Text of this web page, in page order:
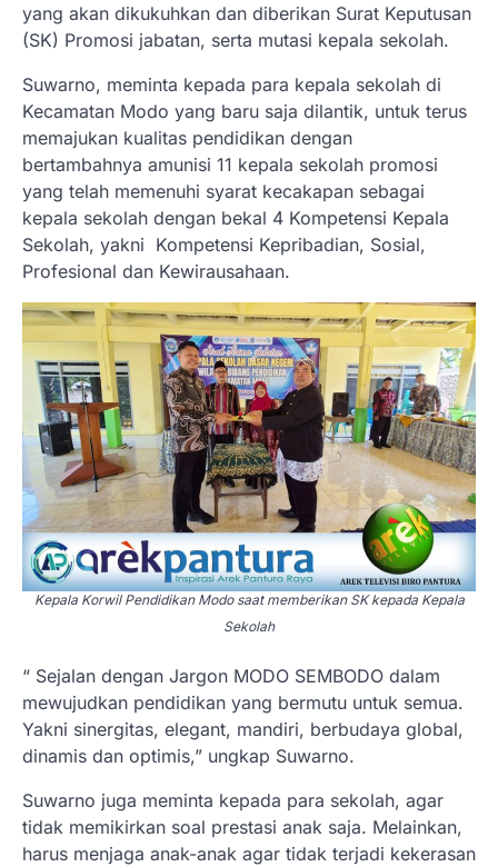
yang akan dikukuhkan dan diberikan Surat Keputusan
(SK) Promosi jabatan, serta mutasi kepala sekolah.
Suwarno, meminta kepada para kepala sekolah di
Kecamatan Modo yang baru saja dilantik, untuk terus
memajukan kualitas pendidikan dengan
bertambahnya amunisi 11 kepala sekolah promosi
yang telah memenuhi syarat kecakapan sebagai
kepala sekolah dengan bekal 4 Kompetensi Kepala
Sekolah, yakni Kompetensi Kepribadian, Sosial,
Profesional dan Kewirausahaan.
Kepala Korwil Pendidikan Modo saat memberikan SK kepada Kepala
Sekolah
“ Sejalan dengan Jargon MODO SEMBODO dalam
mewujudkan pendidikan yang bermutu untuk semua.
Yakni sinergitas, elegant, mandiri, berbudaya global,
dinamis dan optimis,” ungkap Suwarno.
Suwarno juga meminta kepada para sekolah, agar
tidak memikirkan soal prestasi anak saja. Melainkan,
harus menjaga anak-anak agar tidak terjadi kekerasan